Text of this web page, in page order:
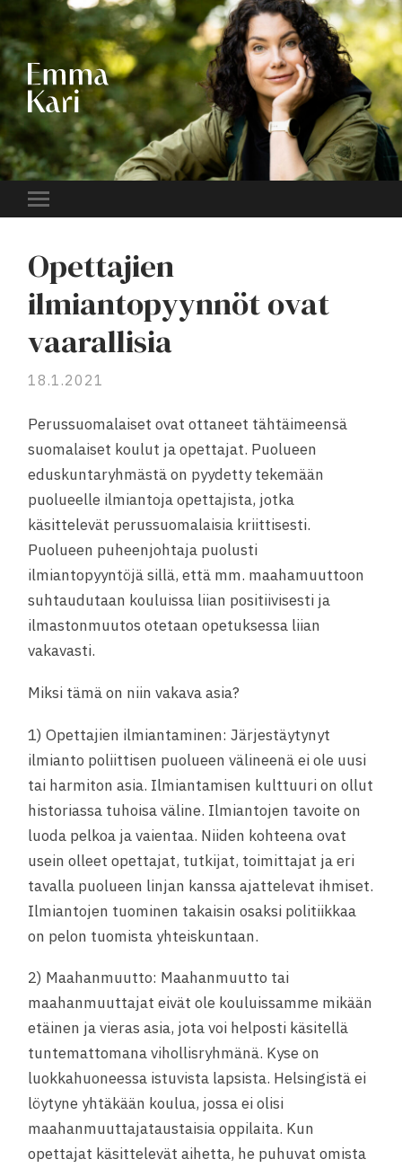
EMMA
KARI
Toggle
Opettajien
ilmiantopyynnöt ovat
vaarallisia
18.1.2021
Perussuomalaiset ovat ottaneet tähtäimeensä
suomalaiset koulut ja opettajat. Puolueen
eduskuntaryhmästä on pyydetty tekemään
puolueelle ilmiantoja opettajista, jotka
käsittelevät perussuomalaisia kriittisesti.
Puolueen puheenjohtaja puolusti
ilmiantopyyntöjä sillä, että mm. maahamuuttoon
suhtaudutaan kouluissa liian positiivisesti ja
ilmastonmuutos otetaan opetuksessa liian
vakavasti.
Miksi tämä on niin vakava asia?
1) Opettajien ilmiantaminen: Järjestäytynyt
ilmianto poliittisen puolueen välineenä ei ole uusi
tai harmiton asia. Ilmiantamisen kulttuuri on ollut
historiassa tuhoisa väline. Ilmiantojen tavoite on
luoda pelkoa ja vaientaa. Niiden kohteena ovat
usein olleet opettajat, tutkijat, toimittajat ja eri
tavalla puolueen linjan kanssa ajattelevat ihmiset.
Ilmiantojen tuominen takaisin osaksi politiikkaa
on pelon tuomista yhteiskuntaan.
2) Maahanmuutto: Maahanmuutto tai
maahanmuuttajat eivät ole kouluissamme mikään
etäinen ja vieras asia, jota voi helposti käsitellä
tuntemattomana vihollisryhmänä. Kyse on
luokkahuoneessa istuvista lapsista. Helsingistä ei
löytyne yhtäkään koulua, jossa ei olisi
maahanmuuttajataustaisia oppilaita. Kun
opettajat käsittelevät aihetta, he puhuvat omista